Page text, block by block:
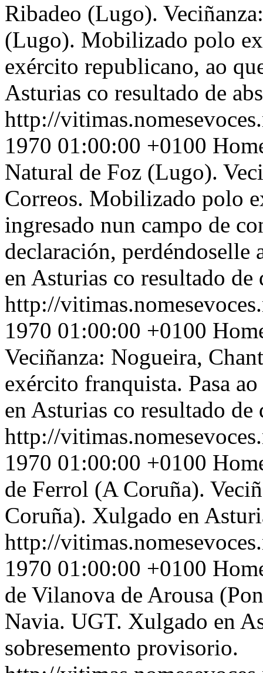
Ribadeo (Lugo).
(Lugo). Mobilizado polo
exército republicano, ao
Asturias co resultado de
http://
1970 01:00:00 +0100
Natural de Foz (Lugo).
Correos. Mobilizado polo
ingresado nun campo de
declaración,
en Asturias co resultado
http://
1970 01:00:00 +0100
Veciñanza: Nogueira,
exército franquista. Pasa
en Asturias co resultado
http://
1970 01:00:00 +0100
de Ferrol (A Coruña).
Coruña). Xulgado en
http://
1970 01:00:00 +0100
de Vilanova de Arousa
Navia. UGT. Xulgado en
sobresemento provisorio.